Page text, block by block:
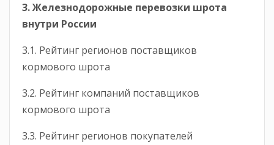
3. Железнодорожные перевозки шрота
внутри России
3.1. Рейтинг регионов поставщиков
кормового шрота
3.2. Рейтинг компаний поставщиков
кормового шрота
3.3. Рейтинг регионов покупателей